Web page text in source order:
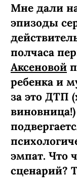
Мне дали
эпизоды
полчаса
Аксеновой
ребенка и
за это ДТП
эмпат. Что
сценарий?